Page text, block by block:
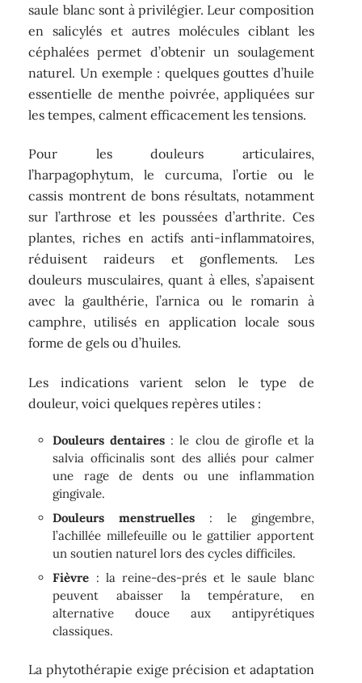
saule blanc sont à privilégier. Leur composition
en salicylés et autres molécules ciblant les
céphalées permet d’obtenir un soulagement
naturel. Un exemple : quelques gouttes d’huile
essentielle de menthe poivrée, appliquées sur
les tempes, calment efficacement les tensions.
Pour les douleurs articulaires,
l’harpagophytum, le curcuma, l’ortie ou le
cassis montrent de bons résultats, notamment
sur l’arthrose et les poussées d’arthrite. Ces
plantes, riches en actifs anti-inflammatoires,
réduisent raideurs et gonflements. Les
douleurs musculaires, quant à elles, s’apaisent
avec la gaulthérie, l’arnica ou le romarin à
camphre, utilisés en application locale sous
forme de gels ou d’huiles.
Les indications varient selon le type de
douleur, voici quelques repères utiles :
Douleurs dentaires : le clou de girofle et la
salvia officinalis sont des alliés pour calmer
une rage de dents ou une inflammation
gingivale.
Douleurs menstruelles : le gingembre,
l’achillée millefeuille ou le gattilier apportent
un soutien naturel lors des cycles difficiles.
Fièvre : la reine-des-prés et le saule blanc
peuvent abaisser la température, en
alternative douce aux antipyrétiques
classiques.
La phytothérapie exige précision et adaptation